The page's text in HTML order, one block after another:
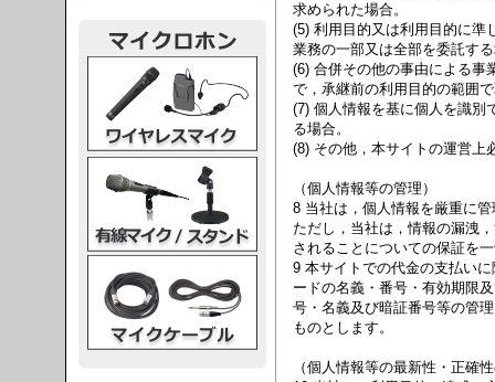
求められた場合。
(5) 利用目的又は利用目的に準
業務の一部又は全部を委託す
(6) 合併その他の事由による事
で，承継前の利用目的の範囲
(7) 個人情報を基に個人を識別
る場合。
(8) その他，本サイトの運営上
（個人情報等の管理）
8 当社は，個人情報を厳重に
ただし，当社は，情報の漏洩
されることについての保証を
9 本サイトでの代金の支払い
ードの名義・番号・有効期限
号・名義及び暗証番号等の管
ものとします。
（個人情報等の最新性・正確